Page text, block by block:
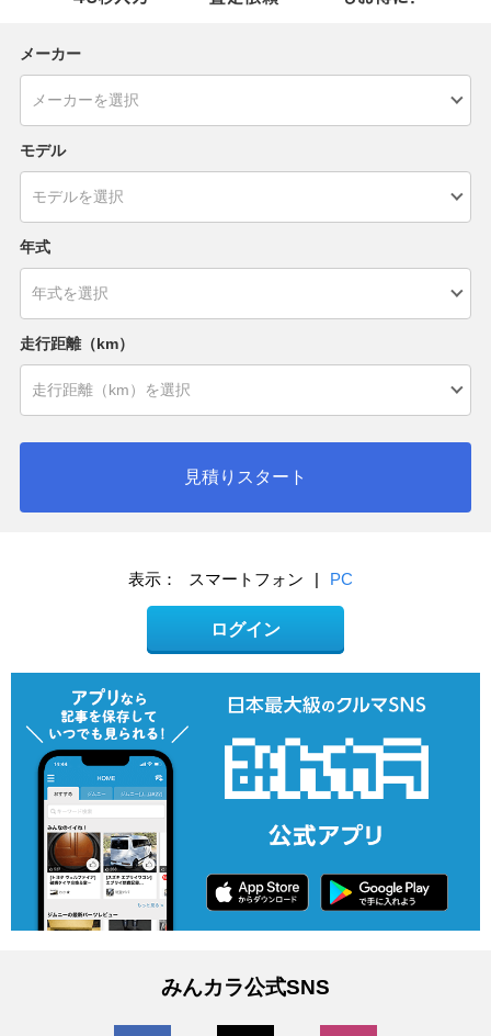
メーカー
モデル
年式
走行距離（km）
見積りスタート
表示： スマートフォン | PC
ログイン
みんカラ公式SNS